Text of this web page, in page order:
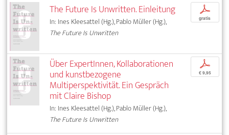
The Future Is Unwritten. Einleitung
In: Ines Kleesattel (Hg.), Pablo Müller (Hg.),
The Future Is Unwritten
p
gratis
Über ExpertInnen, Kollaborationen
und kunstbezogene
Multiperspektivität. Ein Gespräch
mit Claire Bishop
In: Ines Kleesattel (Hg.), Pablo Müller (Hg.),
The Future Is Unwritten
p
€ 9,95